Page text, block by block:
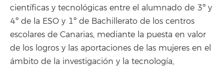
científicas y tecnológicas entre el alumnado de 3º y
4º de la ESO y 1º de Bachillerato de los centros
escolares de Canarias, mediante la puesta en valor
de los logros y las aportaciones de las mujeres en el
ámbito de la investigación y la tecnología,